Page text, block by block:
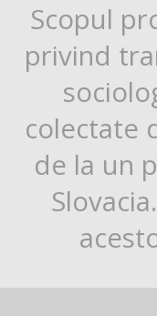
Scopul
privind
colectate
de la un